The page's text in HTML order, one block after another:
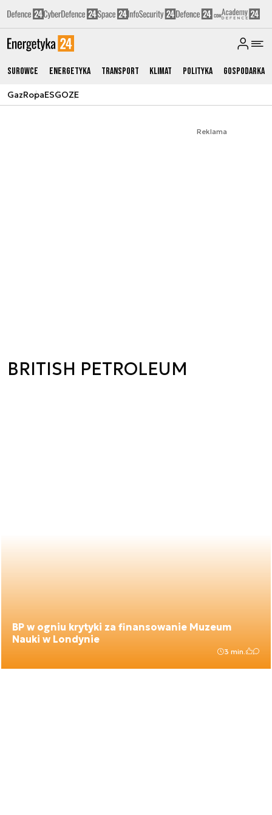
Surowce Energetyka Transport Klimat Polityka Gospodarka
GazRopaESGOZE
Reklama
BRITISH PETROLEUM
BP w ogniu krytyki za finansowanie Muzeum
Nauki w Londynie
3 min.